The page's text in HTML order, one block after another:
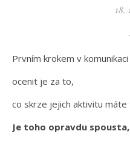
18.
Prvním krokem v
ocenit je za to,
co skrze jejich aktivitu máte
Je toho opravdu